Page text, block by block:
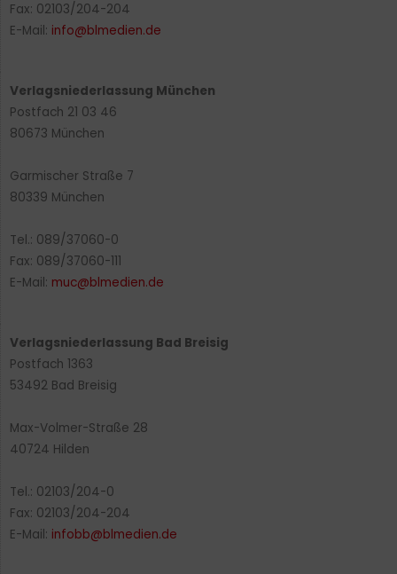
Fax: 02103/204-204
E-Mail: info@blmedien.de
Verlagsniederlassung München
Postfach 21 03 46
80673 München
Garmischer Straße 7
80339 München
Tel.: 089/37060-0
Fax: 089/37060-111
E-Mail: muc@blmedien.de
Verlagsniederlassung Bad Breisig
Postfach 1363
53492 Bad Breisig
Max-Volmer-Straße 28
40724 Hilden
Tel.: 02103/204-0
Fax: 02103/204-204
E-Mail: infobb@blmedien.de